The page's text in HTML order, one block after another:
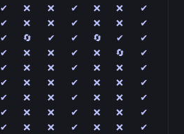
✔ ❌ ❌ ✔ ❌ ❌
✔
✔ ❌ ❌ ✔ ❌ ❌
✔
✔ 🔄 ✔ ✔ 🔄 ✔
✔
✔ ❌ ❌ ✔ ❌ 🔄
✔
✔ ❌ ❌ ✔ ❌ ❌
✔
✔ ❌ ❌ ✔ ❌ ❌
✔
✔ ❌ ❌ ✔ ❌ ❌
✔
✔ ❌ ❌ ✔ ❌ ❌
✔
✔ ❌ ❌ ✔ ❌ ❌ ✔